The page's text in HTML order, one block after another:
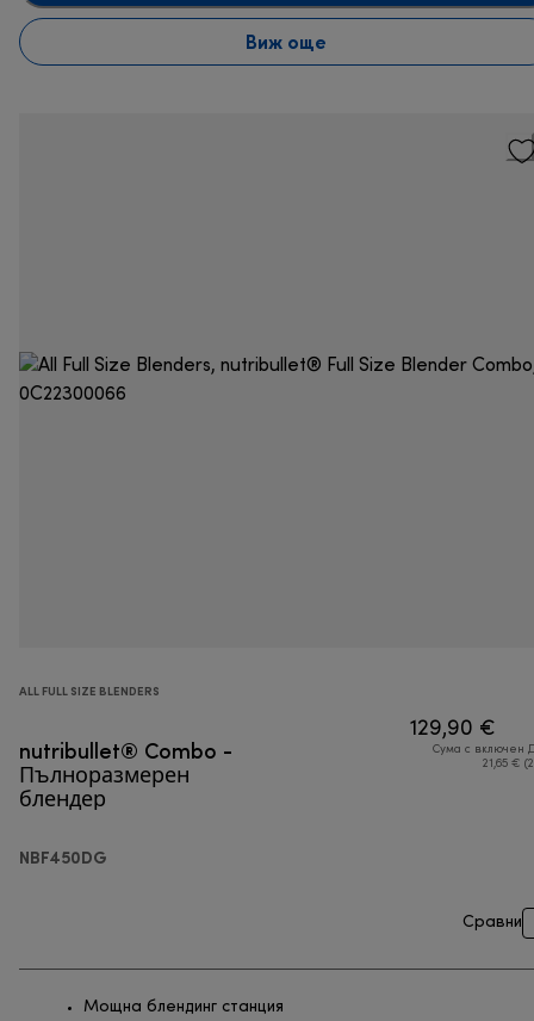
Виж още
ALL FULL SIZE BLENDERS
nutribullet® Combo -
Пълноразмерен
блендер
NBF450DG
129,90 €
Сума с включен
21,65 €
Сравни
Мощна блендинг станция